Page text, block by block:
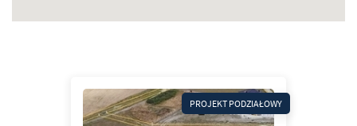
PROJEKT PODZIAŁOWY